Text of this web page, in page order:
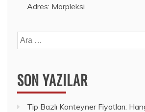
Adres: Morpleksi
Arama:
SON YAZILAR
Tip Bazlı Konteyner Fiyatları: